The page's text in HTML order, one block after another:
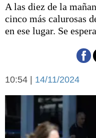
Deportes
Arte y cultura
Economía y campo
A las diez de la
cinco más calurosas
en ese lugar. Se
10:54 | 14/11/2024